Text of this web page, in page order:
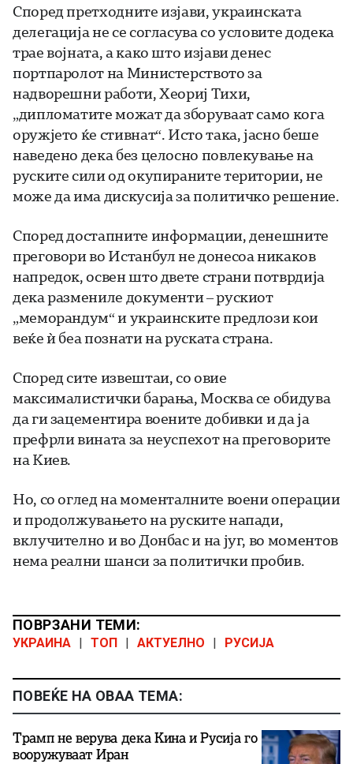
Според претходните изјави, украинската
делегација не се согласува со условите додека
трае војната, а како што изјави денес
портпаролот на Министерството за
надворешни работи, Хеориј Тихи,
„дипломатите можат да зборуваат само кога
оружјето ќе стивнат“. Исто така, јасно беше
наведено дека без целосно повлекување на
руските сили од окупираните територии, не
може да има дискусија за политичко решение.
Според достапните информации, денешните
преговори во Истанбул не донесоа никаков
напредок, освен што двете страни потврдија
дека размениле документи – рускиот
„меморандум“ и украинските предлози кои
веќе ѝ беа познати на руската страна.
Според сите извештаи, со овие
максималистички барања, Москва се обидува
да ги зацементира воените добивки и да ја
префрли вината за неуспехот на преговорите
на Киев.
Но, со оглед на моменталните воени операции
и продолжувањето на руските напади,
вклучително и во Донбас и на југ, во моментов
нема реални шанси за политички пробив.
ПОВРЗАНИ ТЕМИ:
УКРАИНА | ТОП | АКТУЕЛНО | РУСИЈА
ПОВЕЌЕ НА ОВАА ТЕМА:
Трамп не верува дека Кина и Русија го
вооружуваат Иран